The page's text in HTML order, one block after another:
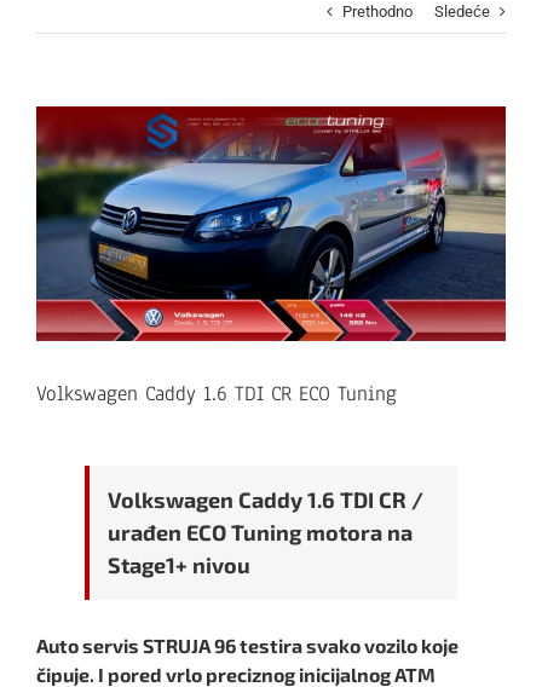
Prethodno Sledeće
Volkswagen Caddy 1.6 TDI CR ECO Tuning
Volkswagen Caddy 1.6 TDI CR /
urađen ECO Tuning motora na
Stage1+ nivou
Auto servis STRUJA 96 testira svako vozilo koje
čipuje. I pored vrlo preciznog inicijalnog ATM